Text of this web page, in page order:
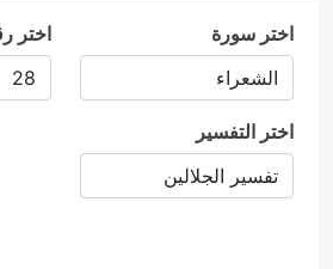
اختر سورة اختر
اختر التفسير